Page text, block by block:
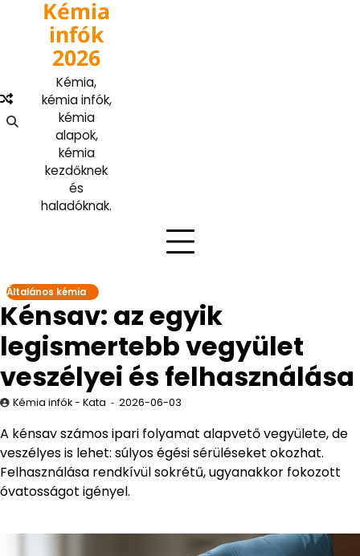
Kémia
infók
2026
Kémia,
kémia infók,
kémia
alapok,
kémia
kezdőknek
és
haladóknak.
Általános kémia
Kénsav: az egyik
legismertebb vegyület
veszélyei és felhasználása
Kémia infók - Kata 2026-06-03
A kénsav számos ipari folyamat alapvető vegyülete, de
veszélyes is lehet: súlyos égési sérüléseket okozhat.
Felhasználása rendkívül sokrétű, ugyanakkor fokozott
óvatosságot igényel.